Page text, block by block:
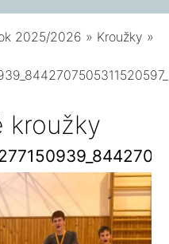
2025/2026 » Kroužky »
kroužky